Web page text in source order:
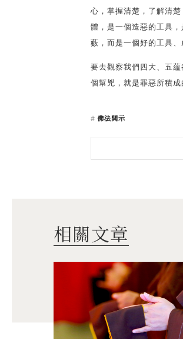
心，掌握清楚，了解清
體，是一個造惡的工具
藪，而是一個好的工具
要去觀察我們四大、五
個幫兇，就是罪惡所積
佛法開示
相關文章